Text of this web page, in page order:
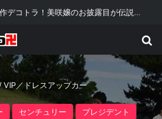
トの神業リアル「溝落とし」だ！
/ VIP／ドレスアップカー
センチュリー
プレジデント